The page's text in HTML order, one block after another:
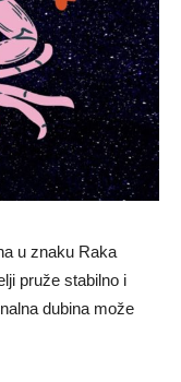
u znaku Raka
pruže stabilno i
dubina može